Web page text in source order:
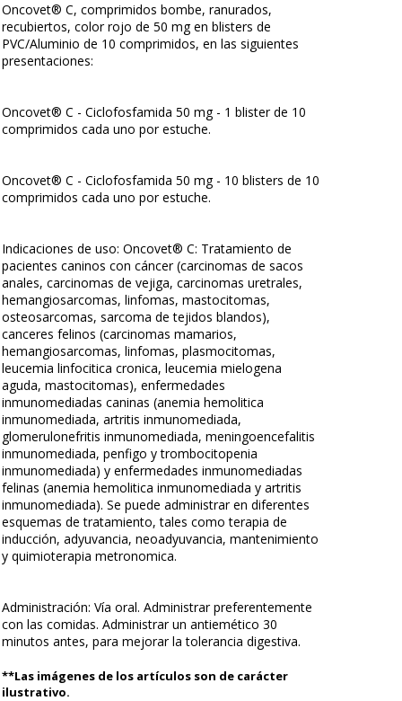
Oncovet® C, comprimidos bombe, ranurados,
recubiertos, color rojo de 50 mg en blisters de
PVC/Aluminio de 10 comprimidos, en las siguientes
presentaciones:
Oncovet® C - Ciclofosfamida 50 mg - 1 blister de 10
comprimidos cada uno por estuche.
Oncovet® C - Ciclofosfamida 50 mg - 10 blisters de 10
comprimidos cada uno por estuche.
Indicaciones de uso: Oncovet® C: Tratamiento de
pacientes caninos con cáncer (carcinomas de sacos
anales, carcinomas de vejiga, carcinomas uretrales,
hemangiosarcomas, linfomas, mastocitomas,
osteosarcomas, sarcoma de tejidos blandos),
canceres felinos (carcinomas mamarios,
hemangiosarcomas, linfomas, plasmocitomas,
leucemia linfocitica cronica, leucemia mielogena
aguda, mastocitomas), enfermedades
inmunomediadas caninas (anemia hemolitica
inmunomediada, artritis inmunomediada,
glomerulonefritis inmunomediada, meningoencefalitis
inmunomediada, penfigo y trombocitopenia
inmunomediada) y enfermedades inmunomediadas
felinas (anemia hemolitica inmunomediada y artritis
inmunomediada). Se puede administrar en diferentes
esquemas de tratamiento, tales como terapia de
inducción, adyuvancia, neoadyuvancia, mantenimiento
y quimioterapia metronomica.
Administración: Vía oral. Administrar preferentemente
con las comidas. Administrar un antiemético 30
minutos antes, para mejorar la tolerancia digestiva.
**Las imágenes de los artículos son de carácter
ilustrativo.